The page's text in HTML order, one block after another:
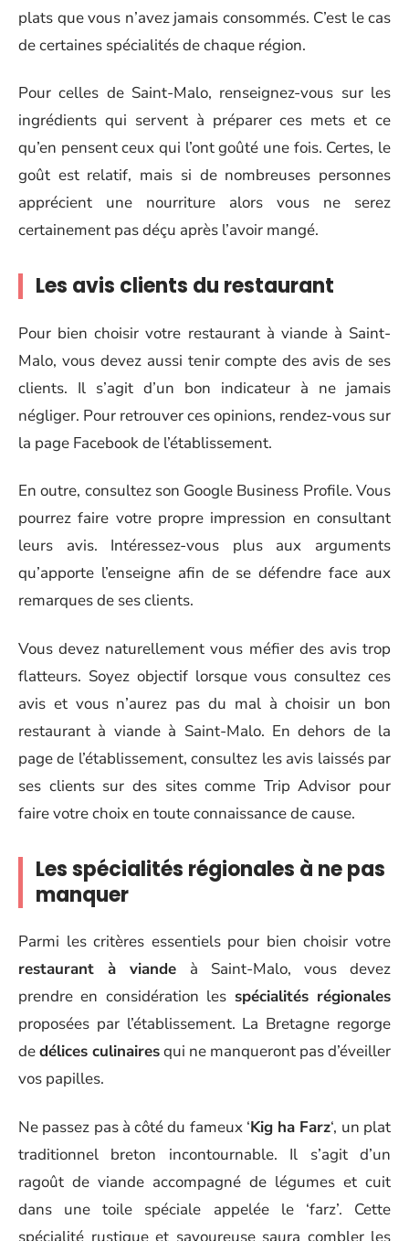
plats que vous n’avez jamais consommés. C’est le cas
de certaines spécialités de chaque région.
Pour celles de Saint-Malo, renseignez-vous sur les
ingrédients qui servent à préparer ces mets et ce
qu’en pensent ceux qui l’ont goûté une fois. Certes, le
goût est relatif, mais si de nombreuses personnes
apprécient une nourriture alors vous ne serez
certainement pas déçu après l’avoir mangé.
Les avis clients du restaurant
Pour bien choisir votre restaurant à viande à Saint-
Malo, vous devez aussi tenir compte des avis de ses
clients. Il s’agit d’un bon indicateur à ne jamais
négliger. Pour retrouver ces opinions, rendez-vous sur
la page Facebook de l’établissement.
En outre, consultez son Google Business Profile. Vous
pourrez faire votre propre impression en consultant
leurs avis. Intéressez-vous plus aux arguments
qu’apporte l’enseigne afin de se défendre face aux
remarques de ses clients.
Vous devez naturellement vous méfier des avis trop
flatteurs. Soyez objectif lorsque vous consultez ces
avis et vous n’aurez pas du mal à choisir un bon
restaurant à viande à Saint-Malo. En dehors de la
page de l’établissement, consultez les avis laissés par
ses clients sur des sites comme Trip Advisor pour
faire votre choix en toute connaissance de cause.
Les spécialités régionales à ne pas
manquer
Parmi les critères essentiels pour bien choisir votre
restaurant à viande à Saint-Malo, vous devez
prendre en considération les spécialités régionales
proposées par l’établissement. La Bretagne regorge
dedélices culinairesqui ne manqueront pas d’éveiller
vos papilles.
Ne passez pas à côté du fameux ‘Kig ha Farz‘, un plat
traditionnel breton incontournable. Il s’agit d’un
ragoût de viande accompagné de légumes et cuit
dans une toile spéciale appelée le ‘farz’. Cette
spécialité rustique et savoureuse saura combler les